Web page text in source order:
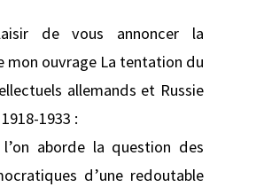
de vous annoncer la
mon ouvrage La tentation du
allemands et Russie
1933 :
aborde la question des
d’une redoutable